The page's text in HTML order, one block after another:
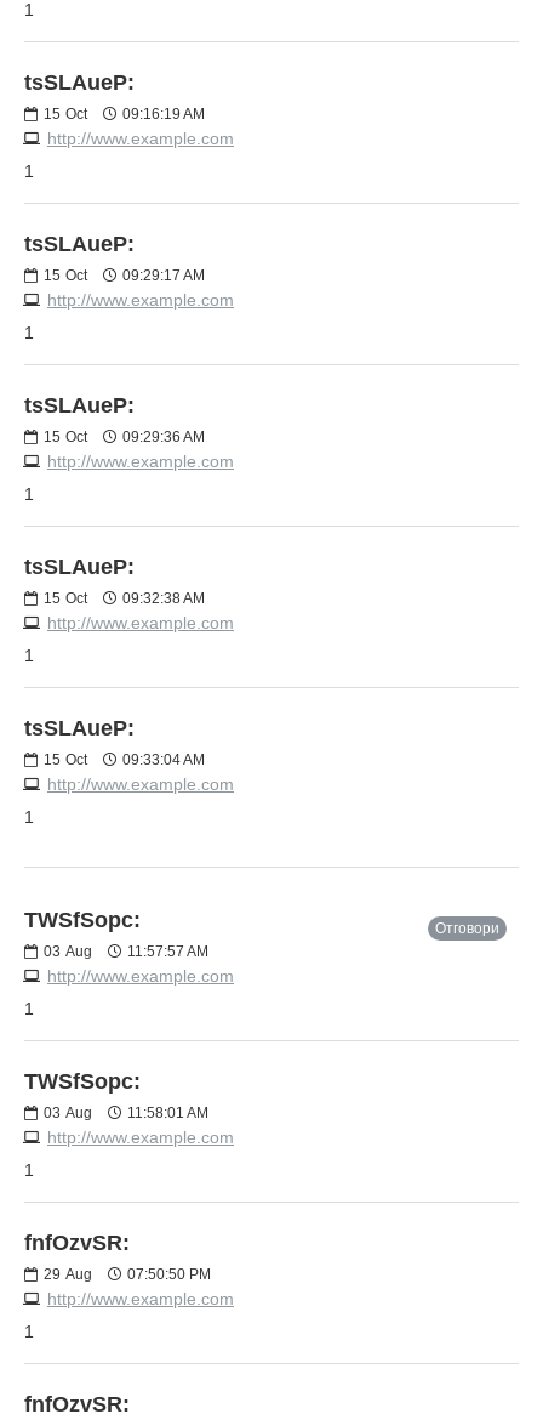
1
tsSLAueP:
15 Oct 09:16:19 AM
http://www.example.com
1
tsSLAueP:
15 Oct 09:29:17 AM
http://www.example.com
1
tsSLAueP:
15 Oct 09:29:36 AM
http://www.example.com
1
tsSLAueP:
15 Oct 09:32:38 AM
http://www.example.com
1
tsSLAueP:
15 Oct 09:33:04 AM
http://www.example.com
1
TWSfSopc:
03 Aug 11:57:57 AM
http://www.example.com
Отговори
1
TWSfSopc:
03 Aug 11:58:01 AM
http://www.example.com
1
fnfOzvSR:
29 Aug 07:50:50 PM
http://www.example.com
1
fnfOzvSR: